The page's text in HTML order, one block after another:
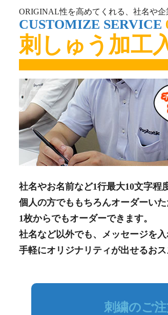
ORIGINAL性を高めてくれる、社名や
CUSTOMIZE SERVICE
刺しゅう加工
社名やお名前など1行最大10文字程
個人の方でももちろんオーダーいた
1枚からでもオーダーできます。
社名など以外でも、メッセージを
手軽にオリジナリティが出せるお
刺繍のご